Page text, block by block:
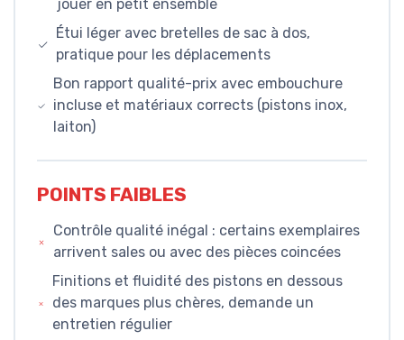
jouer en petit ensemble
Étui léger avec bretelles de sac à dos,
pratique pour les déplacements
Bon rapport qualité-prix avec embouchure
incluse et matériaux corrects (pistons inox,
laiton)
POINTS FAIBLES
Contrôle qualité inégal : certains exemplaires
arrivent sales ou avec des pièces coincées
Finitions et fluidité des pistons en dessous
des marques plus chères, demande un
entretien régulier